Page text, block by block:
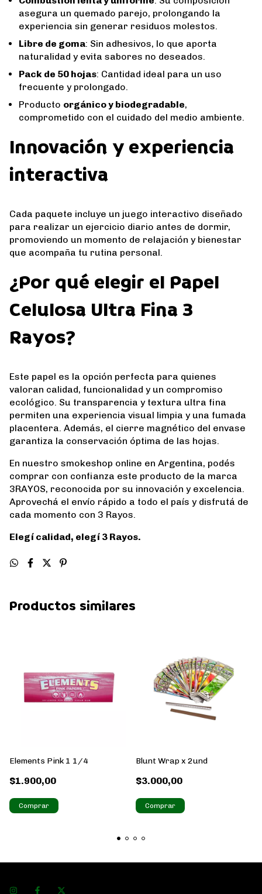
asegura un quemado parejo, prolongando la
experiencia sin generar residuos molestos.
Libre de goma: Sin adhesivos, lo que aporta
naturalidad y evita sabores no deseados.
Pack de 50 hojas: Cantidad ideal para un uso
frecuente y prolongado.
Producto orgánico y biodegradable,
comprometido con el cuidado del medio ambiente.
Innovación y experiencia
interactiva
Cada paquete incluye un juego interactivo diseñado
para realizar un ejercicio diario antes de dormir,
promoviendo un momento de relajación y bienestar
que acompaña tu rutina personal.
¿Por qué elegir el Papel
Celulosa Ultra Fina 3
Rayos?
Este papel es la opción perfecta para quienes
valoran calidad, funcionalidad y un compromiso
ecológico. Su transparencia y textura ultra fina
permiten una experiencia visual limpia y una fumada
placentera. Además, el cierre magnético del envase
garantiza la conservación óptima de las hojas.
En nuestro smokeshop online en Argentina, podés
comprar con confianza este producto de la marca
3RAYOS, reconocida por su innovación y excelencia.
Aprovechá el envío rápido a todo el país y disfrutá de
cada momento con 3 Rayos.
Elegí calidad, elegí 3 Rayos.
Productos similares
Elements Pink 1 1/4
$1.900,00
Blunt Wrap x 2und
$3.000,00
Comprar